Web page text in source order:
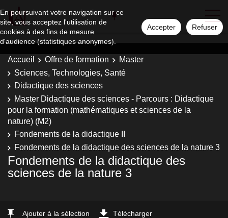
En poursuivant votre navigation sur ce
site, vous acceptez l'utilisation de
cookies à des fins de mesure
d'audience (statistiques anonymes).
Accepter Refuser
Accueil Offre de formation
Master
Sciences, Technologies, Santé
Didactique des sciences
Master Didactique des sciences - Parcours : Didactique
pour la formation (mathématiques et sciences de la
nature) (M2)
Fondements de la didactique II
Fondements de la didactique des sciences de la nature 3
Fondements de la didactique des
sciences de la nature 3
Ajouter à la sélection Télécharger